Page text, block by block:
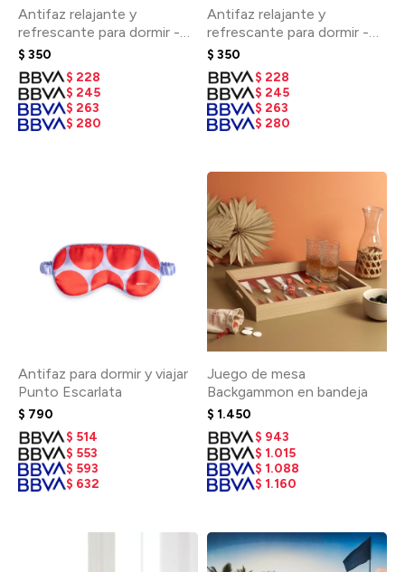
Antifaz relajante y
refrescante para dormir -
Rosa
$ 350
$ 228
$ 245
$ 263
$ 280
Antifaz relajante y
refrescante para dormir -
Verde
$ 350
$ 228
$ 245
$ 263
$ 280
Antifaz para dormir y viajar
Punto Escarlata
$ 790
$ 514
$ 553
$ 593
$ 632
Juego de mesa
Backgammon en bandeja
$ 1.450
$ 943
$ 1.015
$ 1.088
$ 1.160